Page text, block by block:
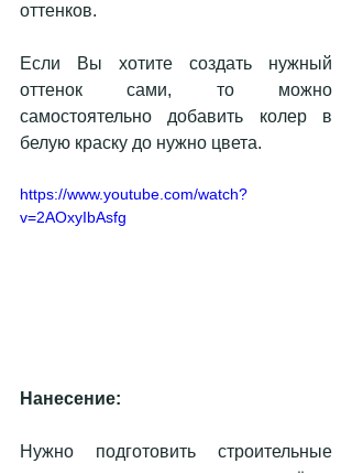
оттенков.
Если Вы хотите создать нужный
оттенок сами, то можно
самостоятельно добавить колер в
белую краску до нужно цвета.
https://www.youtube.com/watch?
v=2AOxyIbAsfg
Нанесение:
Нужно подготовить строительные